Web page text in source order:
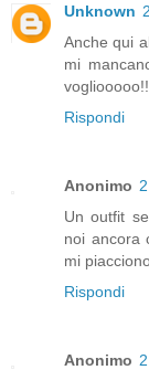
Unknown
Anche qui
mi
Rispondi
Anonimo
Un outfit
noi ancora
mi
Rispondi
Anonimo